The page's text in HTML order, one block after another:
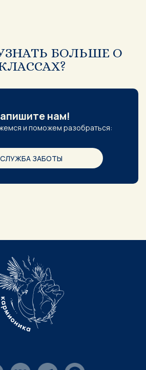
БОЛЬШЕ О
нам!
и поможем разобраться:
СЛУЖБА ЗАБОТЫ